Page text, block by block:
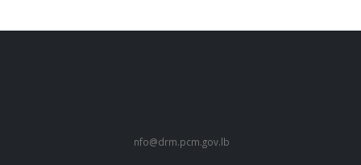
nfo@drm.pcm.gov.lb